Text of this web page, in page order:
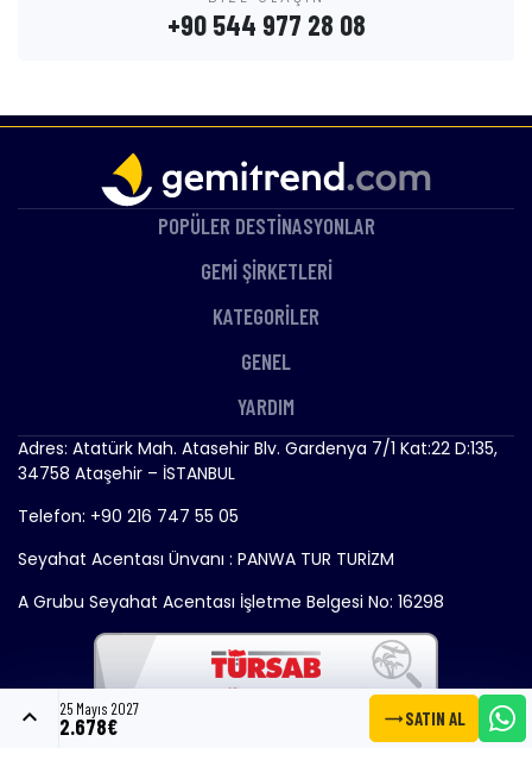
+90 544 977 28 08
expand_less 25 Mayıs 2027
2.678€ trending_flatSATIN AL
POPÜLER DESTİNASYONLAR
GEMİ ŞİRKETLERİ
KATEGORİLER
GENEL
YARDIM
Adres: Atatürk Mah. Atasehir Blv. Gardenya 7/1 Kat:22 D:135,
34758 Ataşehir – İSTANBUL
Telefon: +90 216 747 55 05
Seyahat Acentası Ünvanı : PANWA TUR TURİZM
A Grubu Seyahat Acentası İşletme Belgesi No: 16298